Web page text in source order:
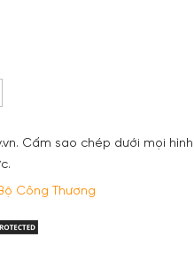
Cấm sao chép dưới mọi hình